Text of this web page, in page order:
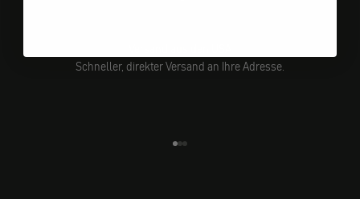
Schneller, direkter Versand an Ihre Adresse.